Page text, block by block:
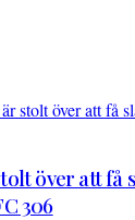
över att få
306